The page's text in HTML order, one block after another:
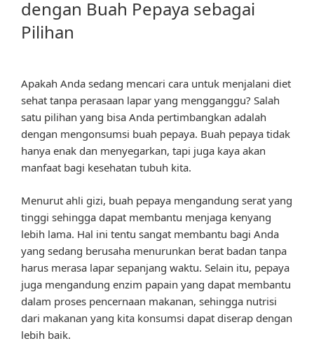
dengan Buah Pepaya sebagai
Pilihan
Apakah Anda sedang mencari cara untuk menjalani diet
sehat tanpa perasaan lapar yang mengganggu? Salah
satu pilihan yang bisa Anda pertimbangkan adalah
dengan mengonsumsi buah pepaya. Buah pepaya tidak
hanya enak dan menyegarkan, tapi juga kaya akan
manfaat bagi kesehatan tubuh kita.
Menurut ahli gizi, buah pepaya mengandung serat yang
tinggi sehingga dapat membantu menjaga kenyang
lebih lama. Hal ini tentu sangat membantu bagi Anda
yang sedang berusaha menurunkan berat badan tanpa
harus merasa lapar sepanjang waktu. Selain itu, pepaya
juga mengandung enzim papain yang dapat membantu
dalam proses pencernaan makanan, sehingga nutrisi
dari makanan yang kita konsumsi dapat diserap dengan
lebih baik.